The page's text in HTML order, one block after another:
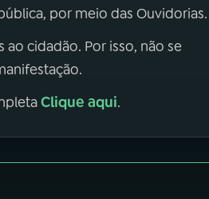
por meio das Ouvidorias.
cidadão. Por isso, não se
Clique aqui.